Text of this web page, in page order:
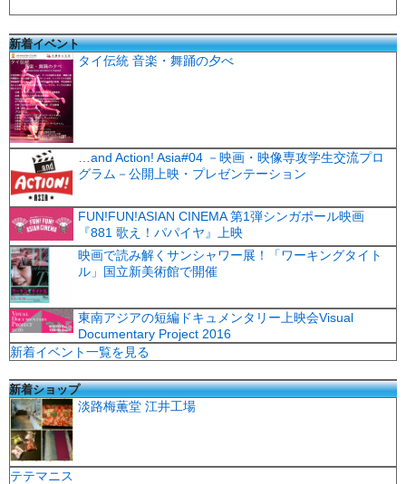
新着イベント
タイ伝統 音楽・舞踊の夕べ
…and Action! Asia#04 －映画・映像専攻学生交流プロ
グラム－公開上映・プレゼンテーション
FUN!FUN!ASIAN CINEMA 第1弾シンガポール映画
『881 歌え！パパイヤ』上映
映画で読み解くサンシャワー展！「ワーキングタイト
ル」国立新美術館で開催
東南アジアの短編ドキュメンタリー上映会Visual
Documentary Project 2016
新着イベント一覧を見る
新着ショップ
淡路梅薫堂 江井工場
テテマニス